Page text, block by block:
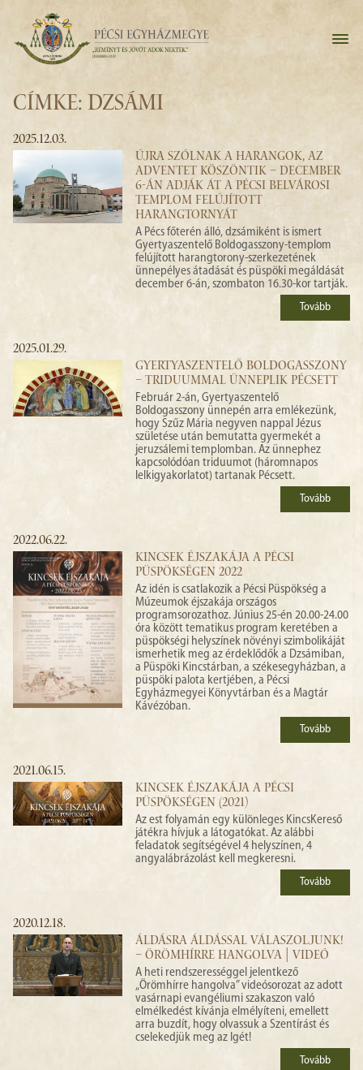
CÍMKE: DZSÁMI
2025.12.03.
ÚJRA SZÓLNAK A HARANGOK, AZ
ADVENTET KÖSZÖNTIK – DECEMBER
6-ÁN ADJÁK ÁT A PÉCSI BELVÁROSI
TEMPLOM FELÚJÍTOTT
HARANGTORNYÁT
A Pécs főterén álló, dzsámiként is ismert
Gyertyaszentelő Boldogasszony-templom
felújított harangtorony-szerkezetének
ünnepélyes átadását és püspöki megáldását
december 6-án, szombaton 16.30-kor tartják.
Tovább
2025.01.29.
GYERTYASZENTELŐ BOLDOGASSZONY
– TRIDUUMMAL ÜNNEPLIK PÉCSETT
Február 2-án, Gyertyaszentelő
Boldogasszony ünnepén arra emlékezünk,
hogy Szűz Mária negyven nappal Jézus
születése után bemutatta gyermekét a
jeruzsálemi templomban. Az ünnephez
kapcsolódóan triduumot (háromnapos
lelkigyakorlatot) tartanak Pécsett.
Tovább
2022.06.22.
KINCSEK ÉJSZAKÁJA A PÉCSI
PÜSPÖKSÉGEN 2022
Az idén is csatlakozik a Pécsi Püspökség a
Múzeumok éjszakája országos
programsorozathoz. Június 25-én 20.00-24.00
óra között tematikus program keretében a
püspökségi helyszínek növényi szimbolikáját
ismerhetik meg az érdeklődők a Dzsámiban,
a Püspöki Kincstárban, a székesegyházban, a
püspöki palota kertjében, a Pécsi
Egyházmegyei Könyvtárban és a Magtár
Kávézóban.
Tovább
2021.06.15.
KINCSEK ÉJSZAKÁJA A PÉCSI
PÜSPÖKSÉGEN (2021)
Az est folyamán egy különleges KincsKereső
játékra hívjuk a látogatókat. Az alábbi
feladatok segítségével 4 helyszínen, 4
angyalábrázolást kell megkeresni.
Tovább
2020.12.18.
ÁLDÁSRA ÁLDÁSSAL VÁLASZOLJUNK!
– ÖRÖMHÍRRE HANGOLVA | VIDEÓ
A heti rendszerességgel jelentkező
„Örömhírre hangolva” videósorozat az adott
vasárnapi evangéliumi szakaszon való
elmélkedést kívánja elmélyíteni, emellett
arra buzdít, hogy olvassuk a Szentírást és
cselekedjük meg az Igét!
Tovább